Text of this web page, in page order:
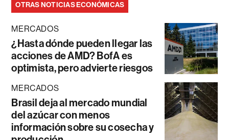
OTRAS NOTICIAS ECONÓMICAS
MERCADOS
¿Hasta dónde pueden llegar las
acciones de AMD? BofA es
optimista, pero advierte riesgos
MERCADOS
Brasil deja al mercado mundial
del azúcar con menos
información sobre su cosecha y